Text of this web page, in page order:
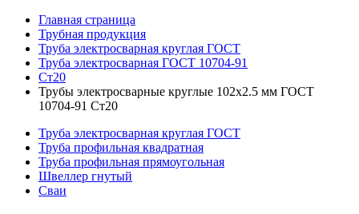
Главная страница
Трубная продукция
Труба электросварная круглая ГОСТ
Труба электросварная ГОСТ 10704-91
Ст20
Трубы электросварные круглые 102x2.5 мм ГОСТ
10704-91 Ст20
Труба электросварная круглая ГОСТ
Труба профильная квадратная
Труба профильная прямоугольная
Швеллер гнутый
Сваи